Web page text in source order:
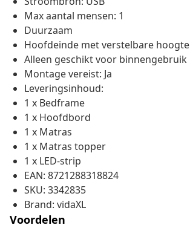
Max aantal mensen: 1
Duurzaam
Hoofdeinde met verstelbare hoogte
Alleen geschikt voor binnengebruik
Montage vereist: Ja
Leveringsinhoud:
1 x Bedframe
1 x Hoofdbord
1 x Matras
1 x Matras topper
1 x LED-strip
EAN: 8721288318824
SKU: 3342835
Brand: vidaXL
Voordelen